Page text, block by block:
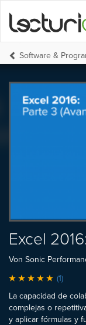
Software &
Excel
Von Sonic
(1)
La capacidad de
complejas o
y aplicar fórmulas y